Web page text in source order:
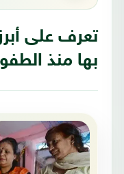
تعرف على
بها منذ